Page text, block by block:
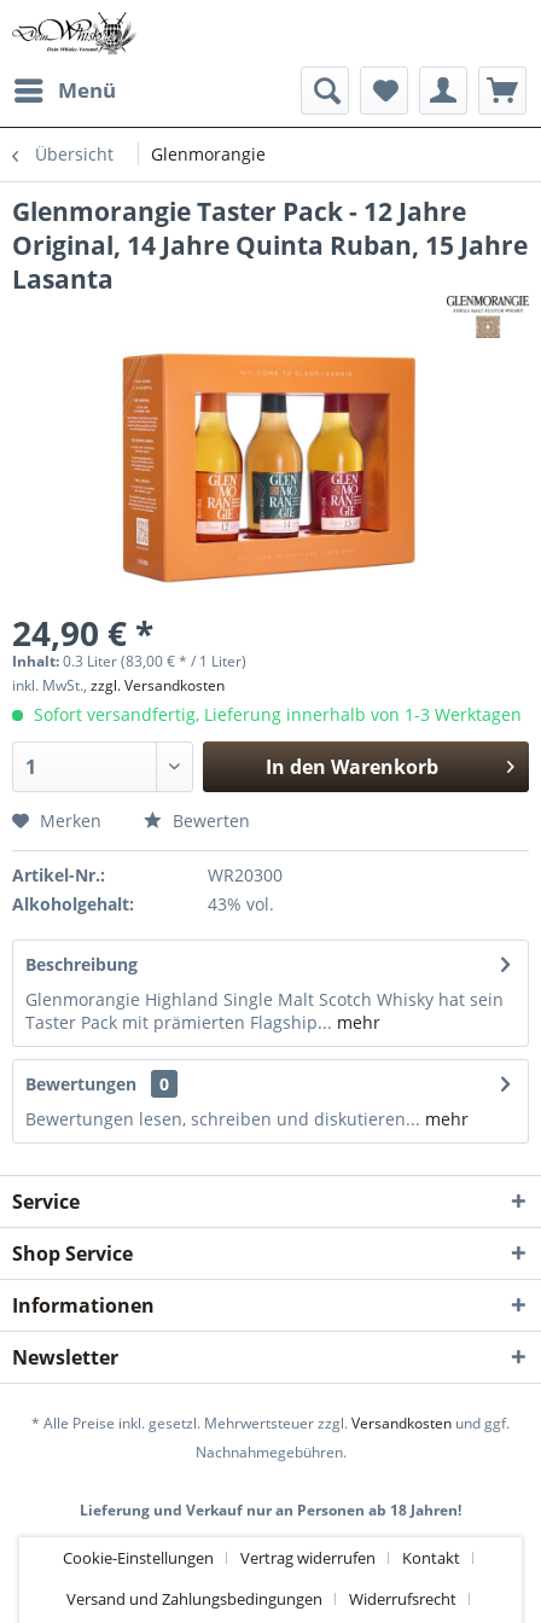
Menü
Übersicht Glenmorangie
Glenmorangie Taster Pack - 12 Jahre
Original, 14 Jahre Quinta Ruban, 15 Jahre
Lasanta
24,90 € *
Inhalt:0.3 Liter (83,00 € * / 1 Liter)
inkl. MwSt., zzgl. Versandkosten
Sofort versandfertig, Lieferung innerhalb von 1-3 Werktagen
In den Warenkorb
Merken Bewerten
Artikel-Nr.:
WR20300
Alkoholgehalt:
43% vol.
Beschreibung
Glenmorangie Highland Single Malt Scotch Whisky hat sein
Taster Pack mit prämierten Flagship... mehr
Bewertungen
0
Bewertungen lesen, schreiben und diskutieren... mehr
Service
Shop Service
Informationen
Newsletter
* Alle Preise inkl. gesetzl. Mehrwertsteuer zzgl.Versandkosten und ggf.
Nachnahmegebühren.
Lieferung und Verkauf nur an Personen ab 18 Jahren!
Cookie-Einstellungen Vertrag widerrufen
Kontakt
Versand und Zahlungsbedingungen
Widerrufsrecht